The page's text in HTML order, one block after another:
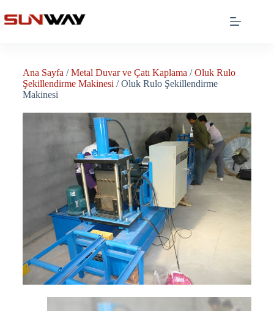
Ana Sayfa /Metal Duvar ve Çatı Kaplama /Oluk Rulo
Şekillendirme Makinesi / Oluk Rulo Şekillendirme
Makinesi